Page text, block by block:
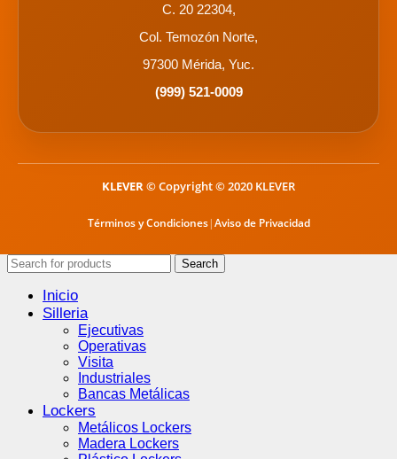
C. 20 22304,
Col. Temozón Norte,
97300 Mérida, Yuc.
(999) 521-0009
KLEVER© Copyright © 2020 KLEVER
Términos y Condiciones|Aviso de Privacidad
Search
Inicio
Silleria
Ejecutivas
Operativas
Visita
Industriales
Bancas Metálicas
Lockers
Metálicos Lockers
Madera Lockers